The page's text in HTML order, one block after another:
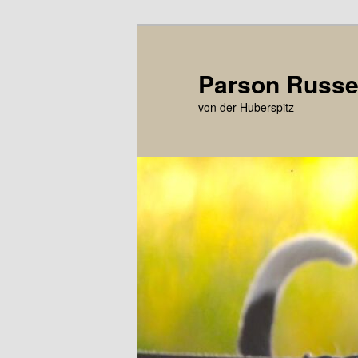
Parson
von der Huberspitz